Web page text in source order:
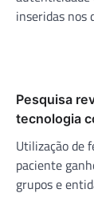
inseridas nos
Pesquisa
tecnologia
Utilização de
paciente
grupos e